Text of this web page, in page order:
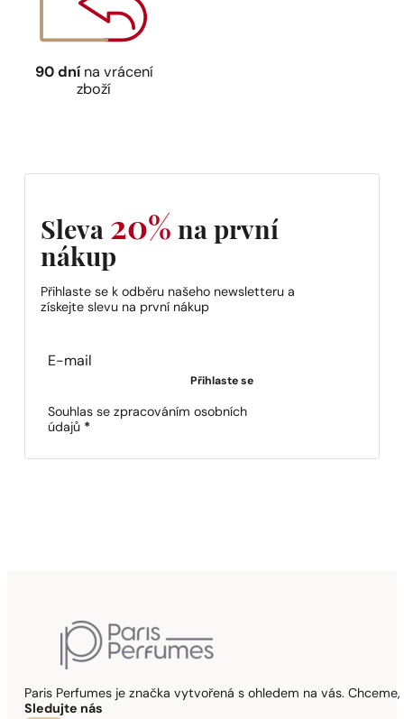
90 dnína vrácení
zboží
Sleva 20% na první
nákup
Přihlaste se k odběru našeho newsletteru a
získejte slevu na první nákup
Section
Přihlaste se
Souhlas se zpracováním osobních
údajů *
Paris Perfumes je značka vytvořená s ohledem na vás.
Sledujte nás